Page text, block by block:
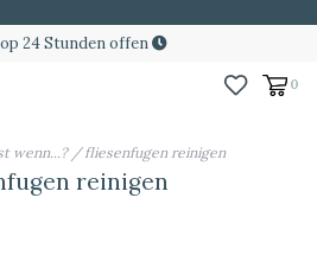
24 Stunden offen
0
wenn...?/fliesenfugen reinigen
reinigen